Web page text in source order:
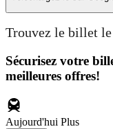
Trouvez le billet
Sécurisez votre
meilleures offres!
Aujourd'hui Plus